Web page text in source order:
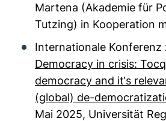
Martena (Akademie für
Tutzing) in Kooperation
Internationale Konferenz
Democracy in crisis:
democracy and it‘s
(global) de-
Mai 2025, Universität